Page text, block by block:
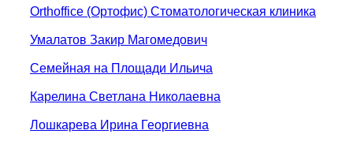
Orthoffice (Ортофис) Стоматологическая клиника
Умалатов Закир Магомедович
Семейная на Площади Ильича
Карелина Светлана Николаевна
Лошкарева Ирина Георгиевна